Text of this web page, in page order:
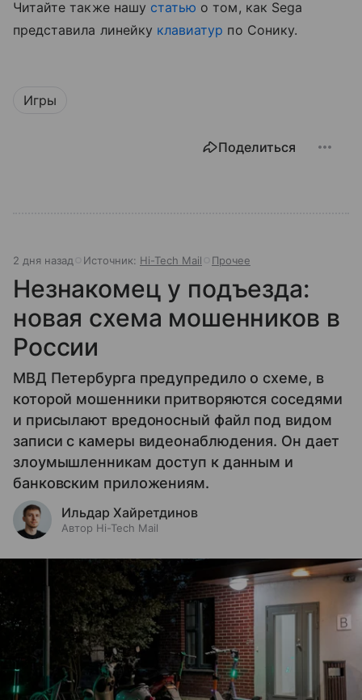
Читайте также нашу статью о том, как Sega
представила линейку клавиатур по Сонику.
Игры
Поделиться
2 дня назад Источник: Hi-Tech Mail Прочее
Незнакомец у подъезда:
новая схема мошенников в
России
МВД Петербурга предупредило о схеме, в
которой мошенники притворяются соседями
и присылают вредоносный файл под видом
записи с камеры видеонаблюдения. Он дает
злоумышленникам доступ к данным и
банковским приложениям.
Ильдар Хайретдинов
Автор Hi-Tech Mail